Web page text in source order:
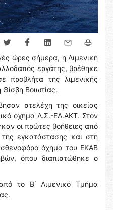
ώρες σήμερα, η Λιμενική
εργάτης, βρέθηκε
προβλήτα της λιμενικής
Βοιωτίας.
στελέχη της οικείας
όχημα Λ.Σ.-ΕΛ.ΑΚΤ. Στον
οι πρώτες βοήθειες από
εγκατάστασης και στη
όχημα του ΕΚΑΒ
όπου διαπιστώθηκε ο
από το Β΄ Λιμενικό Τμήμα